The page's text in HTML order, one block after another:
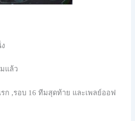
แล้ว
ก ,รอบ 16 ทีมสุดท้าย และเพลย์ออฟ